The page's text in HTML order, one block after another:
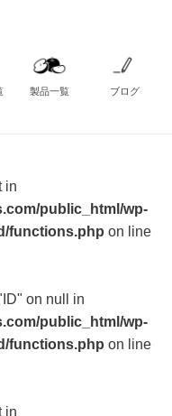
製品一覧 ブログ
in
public_html/wp-
functions.php on line
on null in
public_html/wp-
functions.php on line
in